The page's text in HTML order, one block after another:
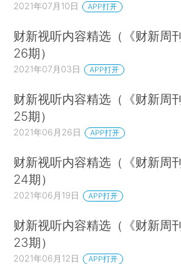
2021年07月10日 APP打开
财新视听内容精选（《财新周
26期）
2021年07月03日 APP打开
财新视听内容精选（《财新周
25期）
2021年06月26日 APP打开
财新视听内容精选（《财新周
24期）
2021年06月19日 APP打开
财新视听内容精选（《财新周
23期）
2021年06月12日 APP打开